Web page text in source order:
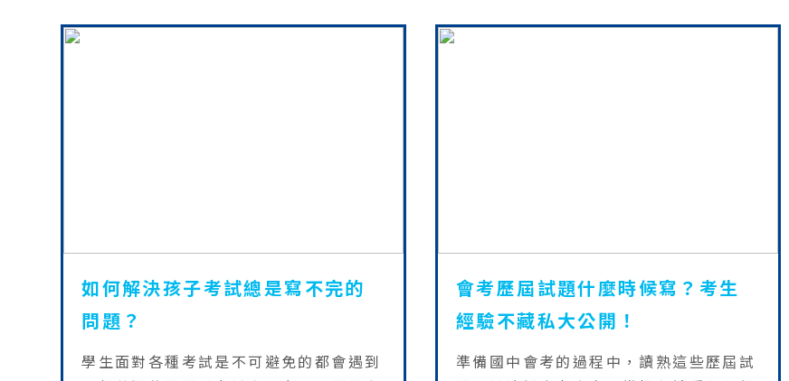
如何解決孩子考試總是寫不完的
問題？
學生面對各種考試是不可避免的都會遇到
會考歷屆試題什麼時候寫？考生
經驗不藏私大公開！
準備國中會考的過程中，讀熟這些歷屆試